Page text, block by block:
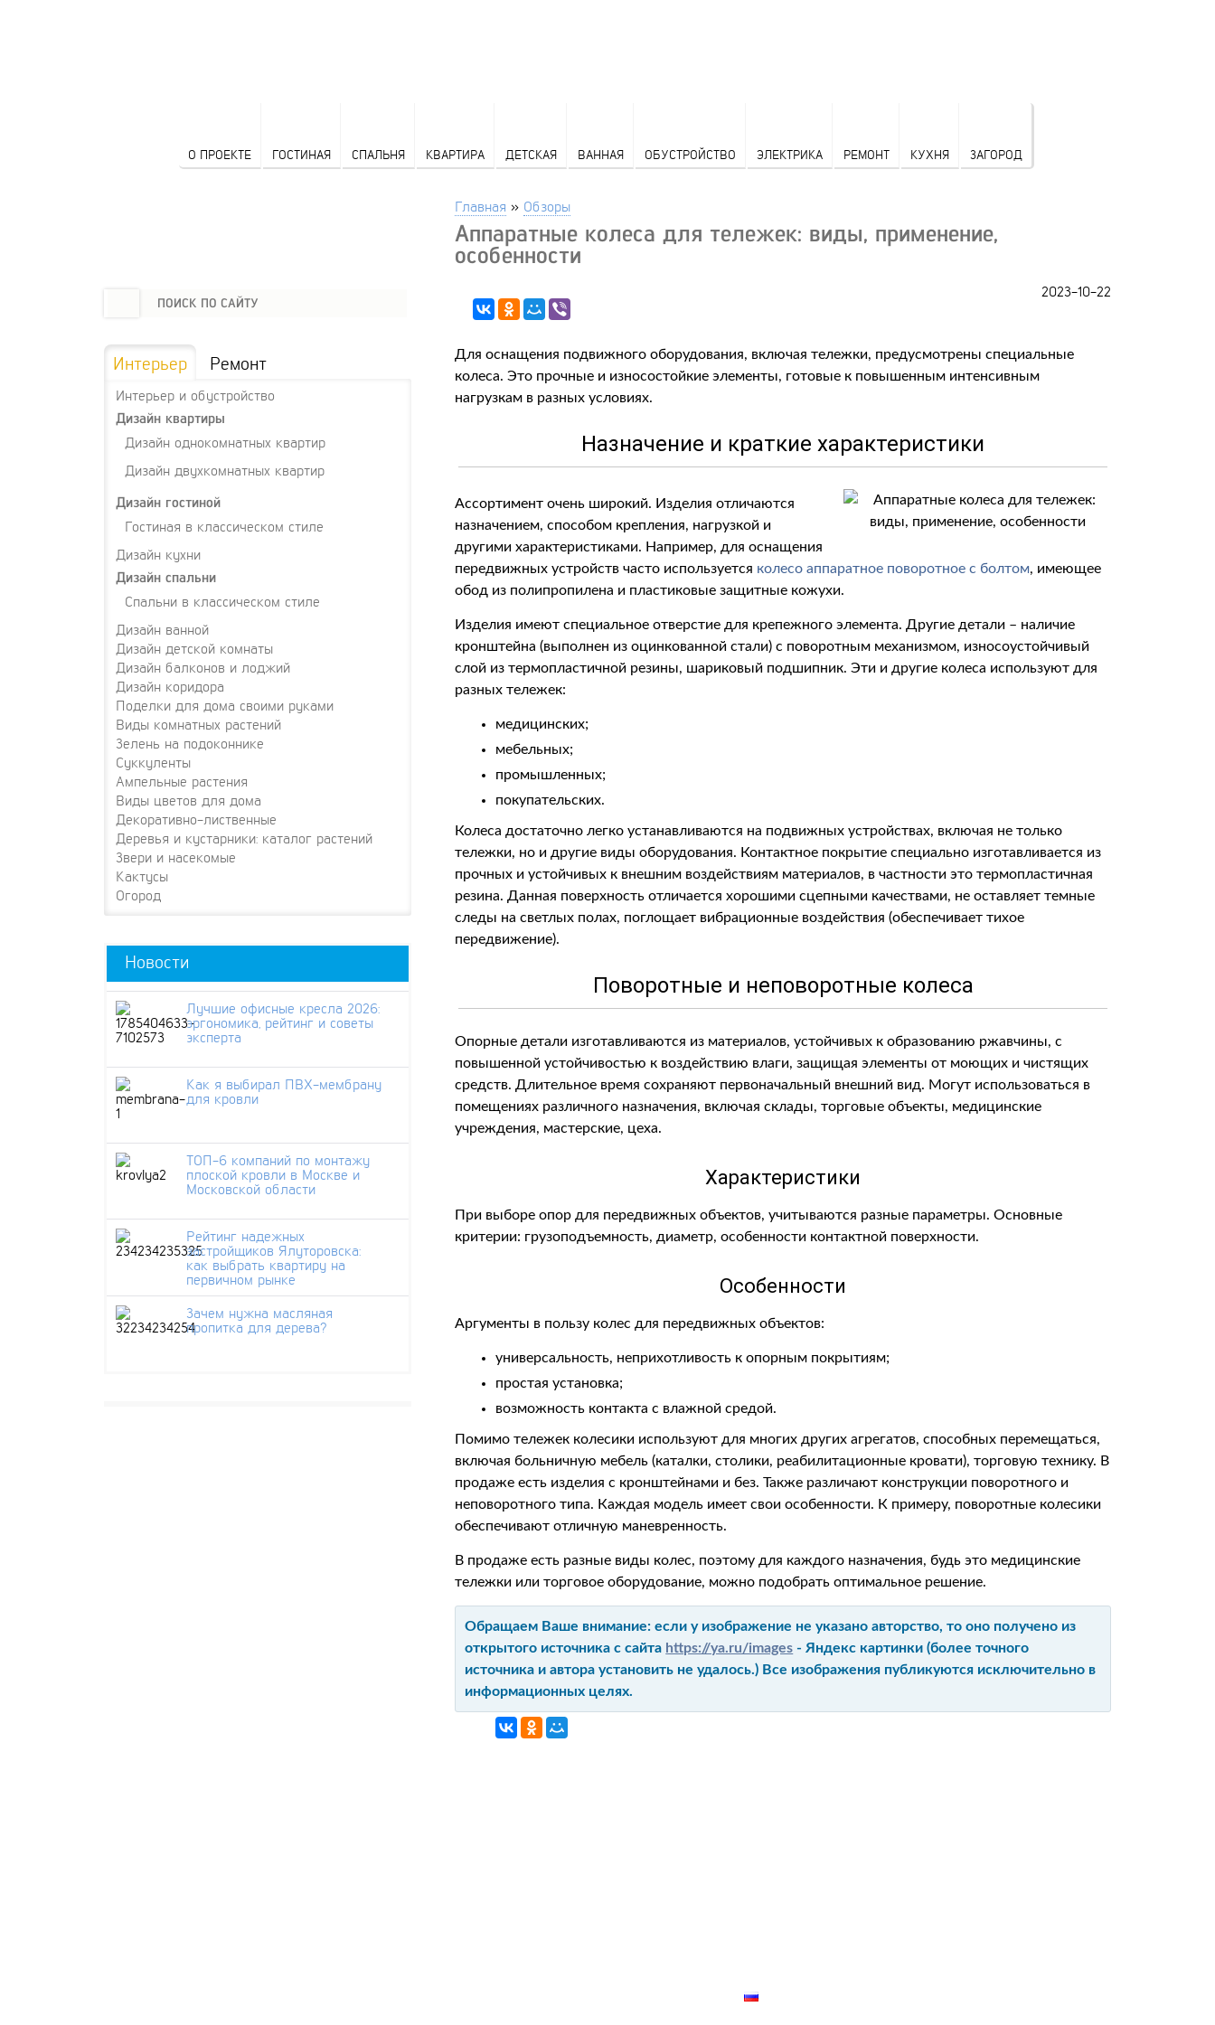
О ПРОЕКТЕ ГОСТИНАЯ СПАЛЬНЯ КВАРТИРА ДЕТСКАЯ ВАННАЯ ОБУСТРОЙСТВО ЭЛЕКТРИКА РЕМОНТ КУХНЯ ЗАГОРОД
Главная » Обзоры
Аппаратные колеса для тележек: виды, применение,
особенности
2023-10-22
Для оснащения подвижного оборудования, включая тележки, предусмотрены специальные
колеса. Это прочные и износостойкие элементы, готовые к повышенным интенсивным
нагрузкам в разных условиях.
Назначение и краткие характеристики
Ассортимент очень широкий. Изделия отличаются
назначением, способом крепления, нагрузкой и
другими характеристиками. Например, для оснащения
передвижных устройств часто используется колесо аппаратное поворотное с болтом, имеющее
обод из полипропилена и пластиковые защитные кожухи.
Изделия имеют специальное отверстие для крепежного элемента. Другие детали – наличие
кронштейна (выполнен из оцинкованной стали) с поворотным механизмом, износоустойчивый
слой из термопластичной резины, шариковый подшипник. Эти и другие колеса используют для
разных тележек:
медицинских;
мебельных;
промышленных;
покупательских.
Колеса достаточно легко устанавливаются на подвижных устройствах, включая не только
тележки, но и другие виды оборудования. Контактное покрытие специально изготавливается из
прочных и устойчивых к внешним воздействиям материалов, в частности это термопластичная
резина. Данная поверхность отличается хорошими сцепными качествами, не оставляет темные
следы на светлых полах, поглощает вибрационные воздействия (обеспечивает тихое
передвижение).
Поворотные и неповоротные колеса
Опорные детали изготавливаются из материалов, устойчивых к образованию ржавчины, с
повышенной устойчивостью к воздействию влаги, защищая элементы от моющих и чистящих
средств. Длительное время сохраняют первоначальный внешний вид. Могут использоваться в
помещениях различного назначения, включая склады, торговые объекты, медицинские
учреждения, мастерские, цеха.
Характеристики
При выборе опор для передвижных объектов, учитываются разные параметры. Основные
критерии: грузоподъемность, диаметр, особенности контактной поверхности.
Особенности
Аргументы в пользу колес для передвижных объектов:
универсальность, неприхотливость к опорным покрытиям;
простая установка;
возможность контакта с влажной средой.
Помимо тележек колесики используют для многих других агрегатов, способных перемещаться,
включая больничную мебель (каталки, столики, реабилитационные кровати), торговую технику. В
продаже есть изделия с кронштейнами и без. Также различают конструкции поворотного и
неповоротного типа. Каждая модель имеет свои особенности. К примеру, поворотные колесики
обеспечивают отличную маневренность.
В продаже есть разные виды колес, поэтому для каждого назначения, будь это медицинские
тележки или торговое оборудование, можно подобрать оптимальное решение.
Обращаем Ваше внимание: если у изображение не указано авторство, то оно получено из
открытого источника с сайта https://ya.ru/images - Яндекс картинки (более точного
источника и автора установить не удалось.) Все изображения публикуются исключительно в
информационных целях.
Интерьер Ремонт
Интерьер и обустройство
Дизайн квартиры
Дизайн однокомнатных квартир
Дизайн двухкомнатных квартир
Дизайн гостиной
Гостиная в классическом стиле
Дизайн кухни
Дизайн спальни
Спальни в классическом стиле
Дизайн ванной
Дизайн детской комнаты
Дизайн балконов и лоджий
Дизайн коридора
Поделки для дома своими руками
Виды комнатных растений
Зелень на подоконнике
Суккуленты
Ампельные растения
Виды цветов для дома
Декоративно-лиственные
Деревья и кустарники: каталог растений
Звери и насекомые
Кактусы
Огород
Новости
Лучшие офисные кресла 2026:
эргономика, рейтинг и советы
эксперта
Как я выбирал ПВХ-мембрану
для кровли
ТОП-6 компаний по монтажу
плоской кровли в Москве и
Московской области
Рейтинг надежных
застройщиков Ялуторовска:
как выбрать квартиру на
первичном рынке
Зачем нужна масляная
пропитка для дерева?